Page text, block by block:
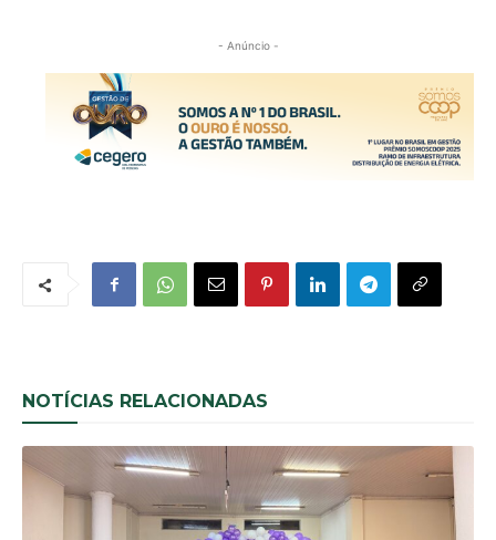
- Anúncio -
NOTÍCIAS RELACIONADAS